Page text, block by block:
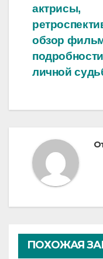
актрисы,
обзор
подробности
личной
ПОХОЖАЯ